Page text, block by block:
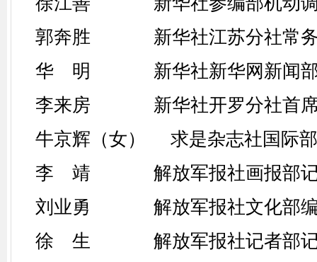
郭奔胜 新华社江苏分社常务
华 明 新华社新华网新闻部
李来房 新华社开罗分社首席
牛京辉（女） 求是杂志社国际
李 靖 解放军报社画报部记
刘业勇 解放军报社文化部
徐 生 解放军报社记者部记